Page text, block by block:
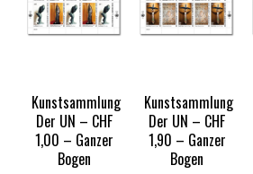
Kunstsammlung
Der UN – CHF
1,00 – Ganzer
Bogen
Kunstsammlung
Der UN – CHF
1,90 – Ganzer
Bogen